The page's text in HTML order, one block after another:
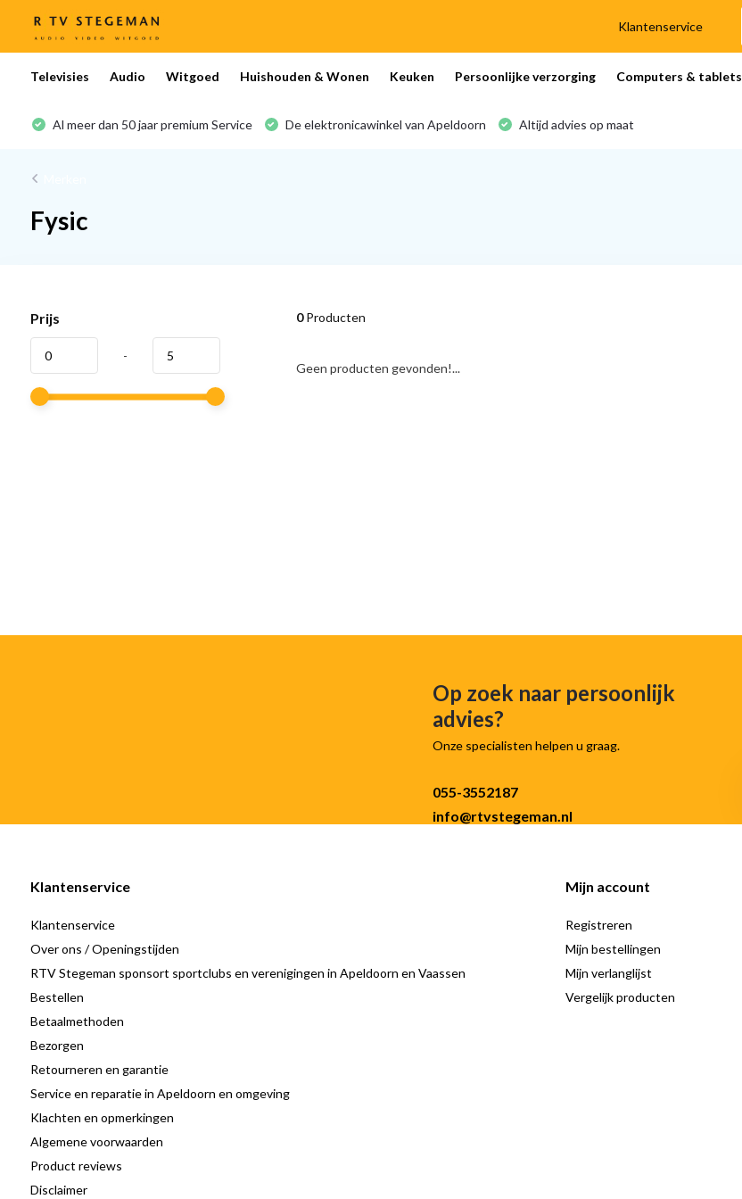
Klantenservice
Televisies Audio Witgoed Huishouden & Wonen Keuken Persoonlijke verzorging Computers & tablets
Al meer dan 50 jaar premium Service De elektronicawinkel van Apeldoorn Altijd advies op maat
Fysic
Prijs
-
0Producten
Geen producten gevonden!...
Op zoek naar persoonlijk
advies?
Onze specialisten helpen u graag.
055-3552187
info@rtvstegeman.nl
Klantenservice
Klantenservice
Over ons / Openingstijden
RTV Stegeman sponsort sportclubs en verenigingen in Apeldoorn en Vaassen
Bestellen
Betaalmethoden
Bezorgen
Retourneren en garantie
Service en reparatie in Apeldoorn en omgeving
Klachten en opmerkingen
Algemene voorwaarden
Product reviews
Disclaimer
Mijn account
Registreren
Mijn bestellingen
Mijn verlanglijst
Vergelijk producten